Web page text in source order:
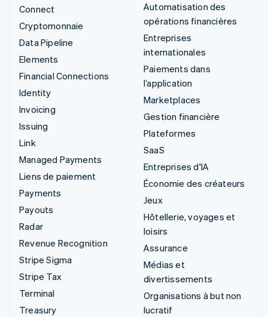
Connect
Cryptomonnaie
Data Pipeline
Elements
Financial Connections
Identity
Invoicing
Issuing
Link
Managed Payments
Liens de paiement
Payments
Payouts
Radar
Revenue Recognition
Stripe Sigma
Stripe Tax
Terminal
Treasury
Automatisation des
opérations financières
Entreprises
internationales
Paiements dans
l’application
Marketplaces
Gestion financière
Plateformes
SaaS
Entreprises d'IA
Économie des créateurs
Jeux
Hôtellerie, voyages et
loisirs
Assurance
Médias et
divertissements
Organisations à but non
lucratif